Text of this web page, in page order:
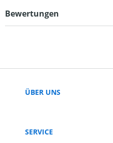
Bewertungen
ÜBER UNS
SERVICE